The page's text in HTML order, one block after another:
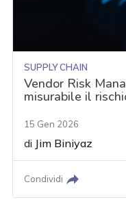
SUPPLY CHAIN
Vendor Risk
misurabile il
15 Gen 2026
di Jim Biniyaz
Condividi